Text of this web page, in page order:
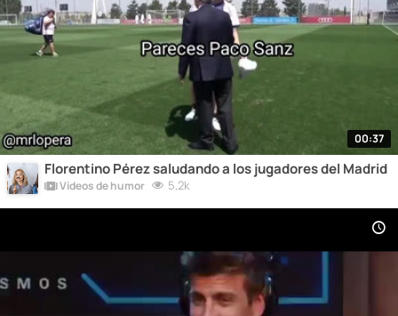
00:37
Florentino Pérez saludando a los jugadores del Madrid
Vídeos de humor 5,2k